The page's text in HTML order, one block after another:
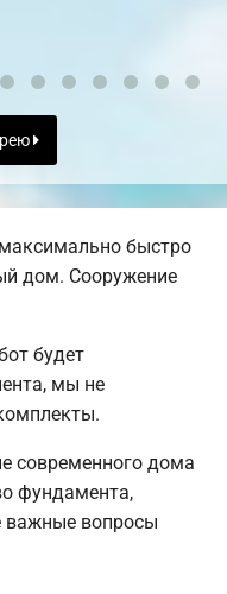
быстро
дом. Сооружение
будет
мы не
современного дома
фундамента,
важные вопросы